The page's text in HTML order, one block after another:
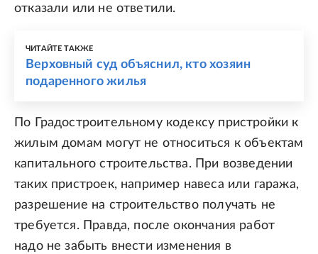
отказали или не ответили.
ЧИТАЙТЕ ТАКЖЕ
Верховный суд объяснил, кто хозяин
подаренного жилья
По Градостроительному кодексу пристройки к
жилым домам могут не относиться к объектам
капитального строительства. При возведении
таких пристроек, например навеса или гаража,
разрешение на строительство получать не
требуется. Правда, после окончания работ
надо не забыть внести изменения в